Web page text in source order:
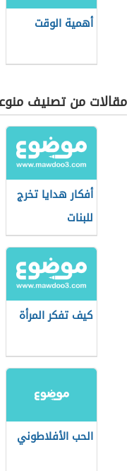
أهمية الوقت
مقالات من تصنيف
أفكار هدايا تخرج
للبنات
كيف تفكر المرأة
الحب الأفلاطوني